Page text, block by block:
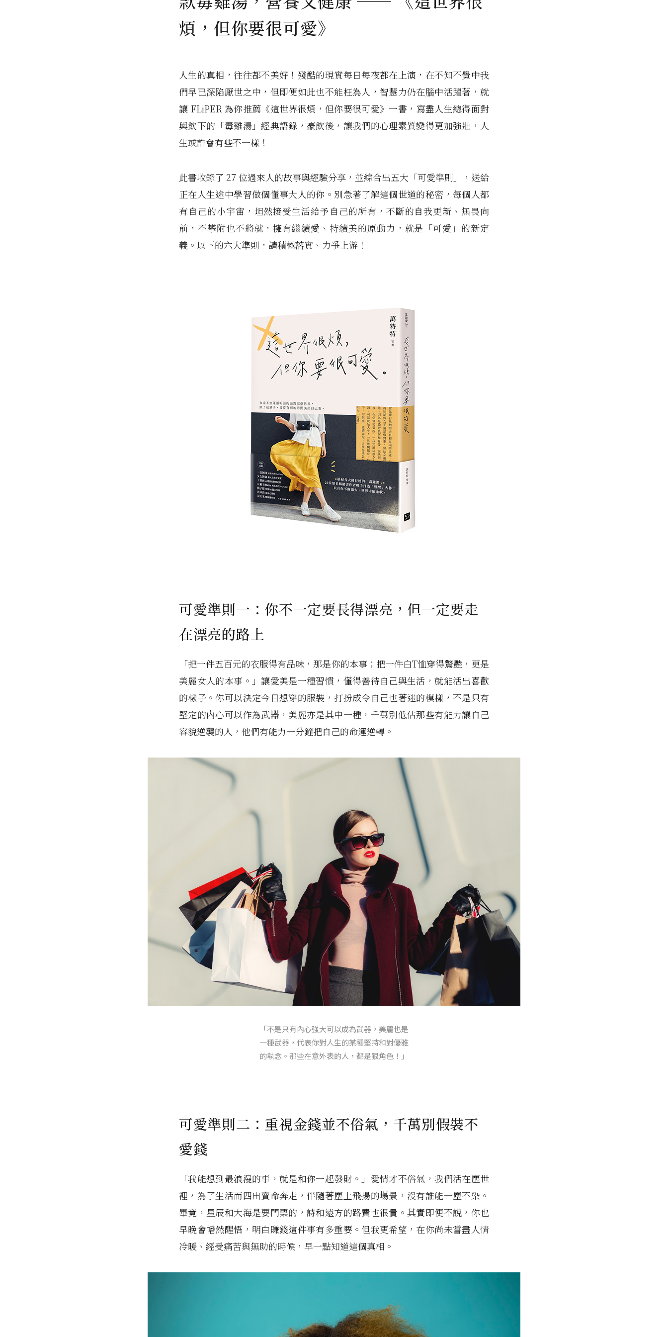
煩，但你要很可愛》
人生的真相，往往都不美好！殘酷的現實每日每夜都在上演，在不知不覺中我
們早已深陷厭世之中，但即便如此也不能枉為人，智慧力仍在腦中活躍著，就
讓 FLiPER 為你推薦《這世界很煩，但你要很可愛》一書，寫盡人生總得面對
與飲下的「毒雞湯」經典語錄，豪飲後，讓我們的心理素質變得更加強壯，人
生或許會有些不一樣！
此書收錄了 27 位過來人的故事與經驗分享，並綜合出五大「可愛準則」，送給
正在人生途中學習做個懂事大人的你。別急著了解這個世道的秘密，每個人都
有自己的小宇宙，坦然接受生活給予自己的所有，不斷的自我更新、無畏向
前，不攀附也不將就，擁有繼續愛、持續美的原動力，就是「可愛」的新定
義。以下的六大準則，請積極落實、力爭上游！
可愛準則一：你不一定要長得漂亮，但一定要走
在漂亮的路上
「把一件五百元的衣服得有品味，那是你的本事；把一件白T恤穿得驚豔，更是
美麗女人的本事。」讓愛美是一種習慣，懂得善待自己與生活，就能活出喜歡
的樣子。你可以決定今日想穿的服裝，打扮成令自己也著迷的模樣，不是只有
堅定的內心可以作為武器，美麗亦是其中一種，千萬別低估那些有能力讓自己
容貌逆襲的人，他們有能力一分鐘把自己的命運逆轉。
「不是只有內心強大可以成為武器，美麗也是
一種武器，代表你對人生的某種堅持和對優雅
的執念。那些在意外表的人，都是狠角色！」
可愛準則二：重視金錢並不俗氣，千萬別假裝不
愛錢
「我能想到最浪漫的事，就是和你一起發財。」愛情才不俗氣，我們活在塵世
裡，為了生活而四出賣命奔走，伴隨著塵土飛揚的場景，沒有誰能一塵不染。
畢竟，星辰和大海是要門票的，詩和遠方的路費也很貴。其實即便不說，你也
早晚會幡然醒悟，明白賺錢這件事有多重要。但我更希望，在你尚未嘗盡人情
冷暖、經受痛苦與無助的時候，早一點知道這個真相。